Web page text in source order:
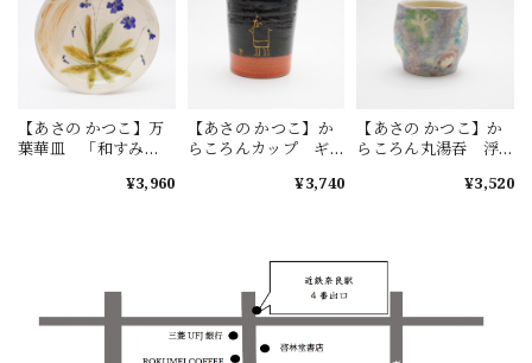
【あさの かつこ】万
葉華皿 「和すみ
¥3,960
【あさの かつこ】か
らころんカップ ギ
¥3,740
【あさの かつこ】か
らころん丸湯吞 浮
¥3,520